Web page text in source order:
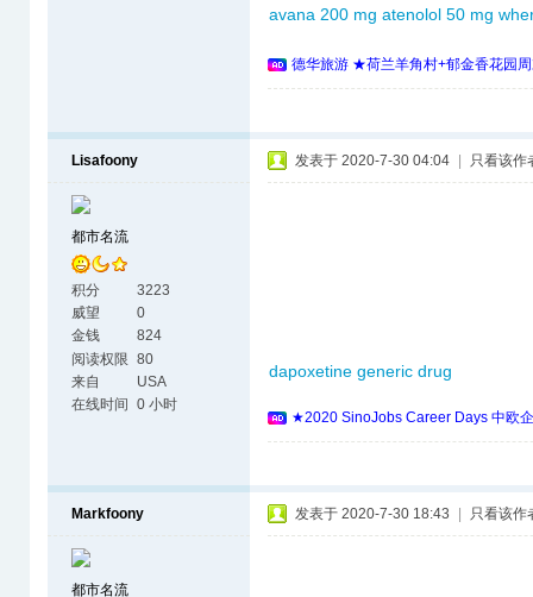
avana 200 mg atenolol 50 mg
德华旅游 ★荷兰羊角村+郁金香花园
Lisafoony
都市名流
积分
3223
威望
0
金钱
824
阅读权限 80
来自
USA
在线时间
0 小时
发表于 2020-7-30 04:04 只看该作
dapoxetine generic drug
★2020 SinoJobs Career Days 中欧
Markfoony
都市名流
发表于 2020-7-30 18:43 只看该作